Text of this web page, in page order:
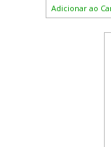
Adicionar ao